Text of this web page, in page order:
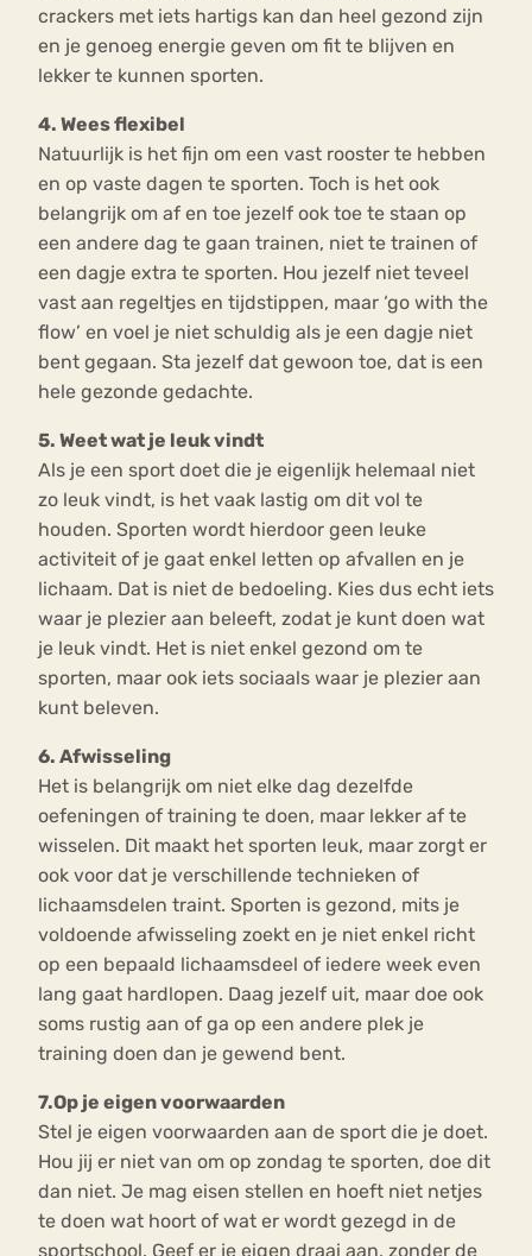
crackers met iets hartigs kan dan heel gezond zijn
en je genoeg energie geven om fit te blijven en
lekker te kunnen sporten.
4. Wees flexibel
Natuurlijk is het fijn om een vast rooster te hebben
en op vaste dagen te sporten. Toch is het ook
belangrijk om af en toe jezelf ook toe te staan op
een andere dag te gaan trainen, niet te trainen of
een dagje extra te sporten. Hou jezelf niet teveel
vast aan regeltjes en tijdstippen, maar ‘go with the
flow’ en voel je niet schuldig als je een dagje niet
bent gegaan. Sta jezelf dat gewoon toe, dat is een
hele gezonde gedachte.
5. Weet wat je leuk vindt
Als je een sport doet die je eigenlijk helemaal niet
zo leuk vindt, is het vaak lastig om dit vol te
houden. Sporten wordt hierdoor geen leuke
activiteit of je gaat enkel letten op afvallen en je
lichaam. Dat is niet de bedoeling. Kies dus echt iets
waar je plezier aan beleeft, zodat je kunt doen wat
je leuk vindt. Het is niet enkel gezond om te
sporten, maar ook iets sociaals waar je plezier aan
kunt beleven.
6. Afwisseling
Het is belangrijk om niet elke dag dezelfde
oefeningen of training te doen, maar lekker af te
wisselen. Dit maakt het sporten leuk, maar zorgt er
ook voor dat je verschillende technieken of
lichaamsdelen traint. Sporten is gezond, mits je
voldoende afwisseling zoekt en je niet enkel richt
op een bepaald lichaamsdeel of iedere week even
lang gaat hardlopen. Daag jezelf uit, maar doe ook
soms rustig aan of ga op een andere plek je
training doen dan je gewend bent.
7.Op je eigen voorwaarden
Stel je eigen voorwaarden aan de sport die je doet.
Hou jij er niet van om op zondag te sporten, doe dit
dan niet. Je mag eisen stellen en hoeft niet netjes
te doen wat hoort of wat er wordt gezegd in de
sportschool. Geef er je eigen draai aan, zonder de